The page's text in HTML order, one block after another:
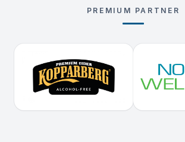
PREMIUM PARTNER